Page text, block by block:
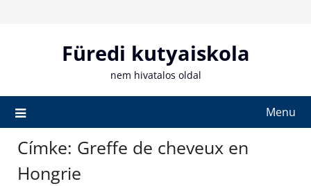
Füredi kutyaiskola
nem hivatalos oldal
Menu
Címke: Greffe de cheveux en
Hongrie